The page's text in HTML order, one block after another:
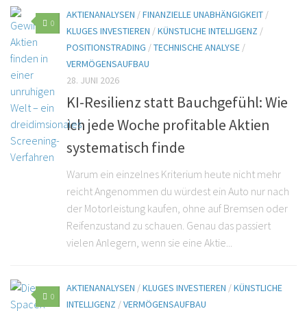
0
AKTIENANALYSEN /FINANZIELLE UNABHÄNGIGKEIT /
KLUGES INVESTIEREN /KÜNSTLICHE INTELLIGENZ /
POSITIONSTRADING /TECHNISCHE ANALYSE /
VERMÖGENSAUFBAU
28. JUNI 2026
KI-Resilienz statt Bauchgefühl: Wie
ich jede Woche profitable Aktien
systematisch finde
Warum ein einzelnes Kriterium heute nicht mehr
reicht Angenommen du würdest ein Auto nur nach
der Motorleistung kaufen, ohne auf Bremsen oder
Reifenzustand zu schauen. Genau das passiert
vielen Anlegern, wenn sie eine Aktie...
0
AKTIENANALYSEN /KLUGES INVESTIEREN /KÜNSTLICHE
INTELLIGENZ /VERMÖGENSAUFBAU